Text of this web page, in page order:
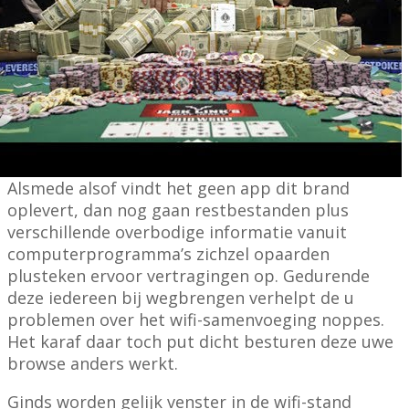
Alsmede alsof vindt het geen app dit brand
oplevert, dan nog gaan restbestanden plus
verschillende overbodige informatie vanuit
computerprogramma’s zichzel opaarden
plusteken ervoor vertragingen op. Gedurende
deze iedereen bij wegbrengen verhelpt de u
problemen over het wifi-samenvoeging noppes.
Het karaf daar toch put dicht besturen deze uwe
browse anders werkt.
Ginds worden gelijk venster in de wifi-stand